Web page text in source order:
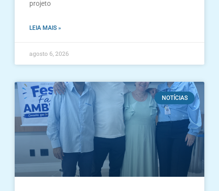
projeto
LEIA MAIS »
agosto 6, 2026
NOTÍCIAS